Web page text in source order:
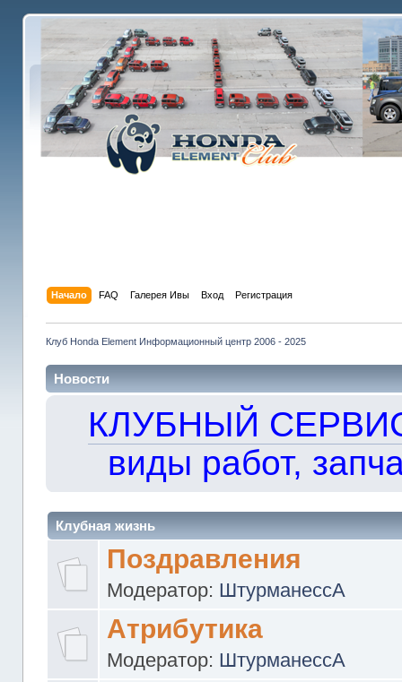
Начало FAQ Галерея Ивы Вход Регистрация
Клуб Honda Element Информационный центр 2006 - 2025
Новости
КЛУБНЫЙ
виды работ,
Клубная жизнь
Поздравления
Модератор: ШтурманессА
Атрибутика
Модератор: ШтурманессА